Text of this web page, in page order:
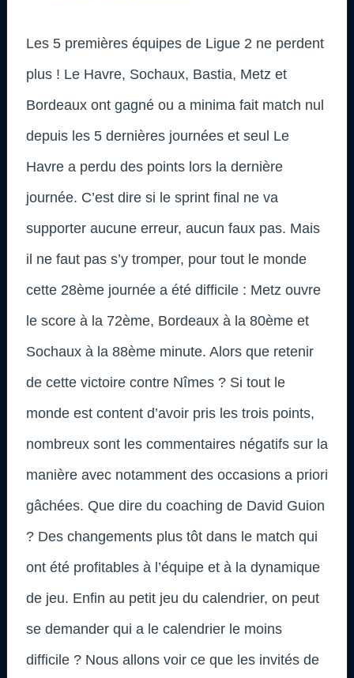
Les 5 premières équipes de Ligue 2 ne perdent
plus ! Le Havre, Sochaux, Bastia, Metz et
Bordeaux ont gagné ou a minima fait match nul
depuis les 5 dernières journées et seul Le
Havre a perdu des points lors la dernière
journée. C’est dire si le sprint final ne va
supporter aucune erreur, aucun faux pas. Mais
il ne faut pas s’y tromper, pour tout le monde
cette 28ème journée a été difficile : Metz ouvre
le score à la 72ème, Bordeaux à la 80ème et
Sochaux à la 88ème minute. Alors que retenir
de cette victoire contre Nîmes ? Si tout le
monde est content d’avoir pris les trois points,
nombreux sont les commentaires négatifs sur la
manière avec notamment des occasions a priori
gâchées. Que dire du coaching de David Guion
? Des changements plus tôt dans le match qui
ont été profitables à l’équipe et à la dynamique
de jeu. Enfin au petit jeu du calendrier, on peut
se demander qui a le calendrier le moins
difficile ? Nous allons voir ce que les invités de